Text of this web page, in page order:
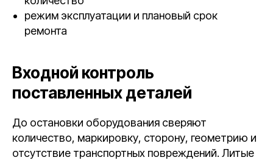
режим эксплуатации и плановый срок
ремонта
Входной контроль
поставленных деталей
До остановки оборудования сверяют
количество, маркировку, сторону, геометрию и
отсутствие транспортных повреждений. Литые